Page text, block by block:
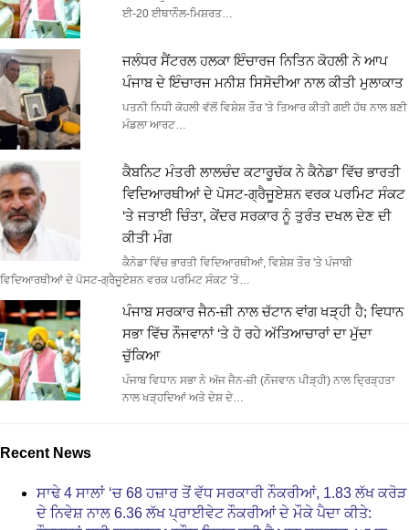
ਈ-20 ਈਥਾਨੌਲ-ਮਿਸ਼ਰਤ…
ਜਲੰਧਰ ਸੈਂਟਰਲ ਹਲਕਾ ਇੰਚਾਰਜ ਨਿਤਿਨ ਕੋਹਲੀ ਨੇ ਆਪ
ਪੰਜਾਬ ਦੇ ਇੰਚਾਰਜ ਮਨੀਸ਼ ਸਿਸੋਦੀਆ ਨਾਲ ਕੀਤੀ ਮੁਲਾਕਾਤ
ਪਤਨੀ ਨਿਧੀ ਕੋਹਲੀ ਵੱਲੋਂ ਵਿਸ਼ੇਸ਼ ਤੌਰ 'ਤੇ ਤਿਆਰ ਕੀਤੀ ਗਈ ਹੱਥ ਨਾਲ ਬਣੀ
ਮੰਡਲਾ ਆਰਟ…
ਕੈਬਨਿਟ ਮੰਤਰੀ ਲਾਲਚੰਦ ਕਟਾਰੂਚੱਕ ਨੇ ਕੈਨੇਡਾ ਵਿੱਚ ਭਾਰਤੀ
ਵਿਦਿਆਰਥੀਆਂ ਦੇ ਪੋਸਟ-ਗ੍ਰੈਜੂਏਸ਼ਨ ਵਰਕ ਪਰਮਿਟ ਸੰਕਟ
‘ਤੇ ਜਤਾਈ ਚਿੰਤਾ, ਕੇਂਦਰ ਸਰਕਾਰ ਨੂੰ ਤੁਰੰਤ ਦਖਲ ਦੇਣ ਦੀ
ਕੀਤੀ ਮੰਗ
ਕੈਨੇਡਾ ਵਿੱਚ ਭਾਰਤੀ ਵਿਦਿਆਰਥੀਆਂ, ਵਿਸ਼ੇਸ਼ ਤੌਰ 'ਤੇ ਪੰਜਾਬੀ
ਵਿਦਿਆਰਥੀਆਂ ਦੇ ਪੋਸਟ-ਗ੍ਰੈਜੂਏਸ਼ਨ ਵਰਕ ਪਰਮਿਟ ਸੰਕਟ 'ਤੇ…
ਪੰਜਾਬ ਸਰਕਾਰ ਜੈਨ-ਜ਼ੀ ਨਾਲ ਚੱਟਾਨ ਵਾਂਗ ਖੜ੍ਹੀ ਹੈ; ਵਿਧਾਨ
ਸਭਾ ਵਿੱਚ ਨੌਜਵਾਨਾਂ ‘ਤੇ ਹੋ ਰਹੇ ਅੱਤਿਆਚਾਰਾਂ ਦਾ ਮੁੱਦਾ
ਚੁੱਕਿਆ
ਪੰਜਾਬ ਵਿਧਾਨ ਸਭਾ ਨੇ ਅੱਜ ਜੈਨ-ਜ਼ੀ (ਨੌਜਵਾਨ ਪੀੜ੍ਹੀ) ਨਾਲ ਦ੍ਰਿੜ੍ਹਤਾ
ਨਾਲ ਖੜ੍ਹਦਿਆਂ ਅਤੇ ਦੇਸ਼ ਦੇ…
Recent News
ਸਾਢੇ 4 ਸਾਲਾਂ ‘ਚ 68 ਹਜ਼ਾਰ ਤੋਂ ਵੱਧ ਸਰਕਾਰੀ ਨੌਕਰੀਆਂ, 1.83 ਲੱਖ ਕਰੋੜ
ਦੇ ਨਿਵੇਸ਼ ਨਾਲ 6.36 ਲੱਖ ਪ੍ਰਾਈਵੇਟ ਨੌਕਰੀਆਂ ਦੇ ਮੌਕੇ ਪੈਦਾ ਕੀਤੇ: